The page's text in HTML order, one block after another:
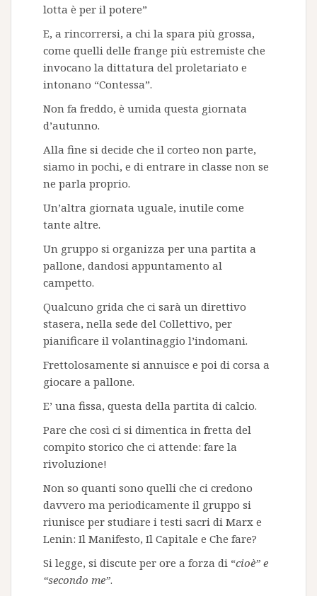
lotta è per il potere”
E, a rincorrersi, a chi la spara più grossa,
come quelli delle frange più estremiste che
invocano la dittatura del proletariato e
intonano “Contessa”.
Non fa freddo, è umida questa giornata
d’autunno.
Alla fine si decide che il corteo non parte,
siamo in pochi, e di entrare in classe non se
ne parla proprio.
Un’altra giornata uguale, inutile come
tante altre.
Un gruppo si organizza per una partita a
pallone, dandosi appuntamento al
campetto.
Qualcuno grida che ci sarà un direttivo
stasera, nella sede del Collettivo, per
pianificare il volantinaggio l’indomani.
Frettolosamente si annuisce e poi di corsa a
giocare a pallone.
E’ una fissa, questa della partita di calcio.
Pare che così ci si dimentica in fretta del
compito storico che ci attende: fare la
rivoluzione!
Non so quanti sono quelli che ci credono
davvero ma periodicamente il gruppo si
riunisce per studiare i testi sacri di Marx e
Lenin: Il Manifesto, Il Capitale e Che fare?
Si legge, si discute per ore a forza di “cioè” e
“secondo me”.